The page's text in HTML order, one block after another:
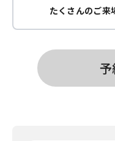
たくさんのご来